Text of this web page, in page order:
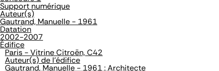
Support numérique
Auteur(s)
Gautrand, Manuelle - 1961
Datation
2002-2007
Édifice
Paris - Vitrine Citroën, C42
Auteur(s) de l'édifice
Gautrand, Manuelle - 1961 : Architecte